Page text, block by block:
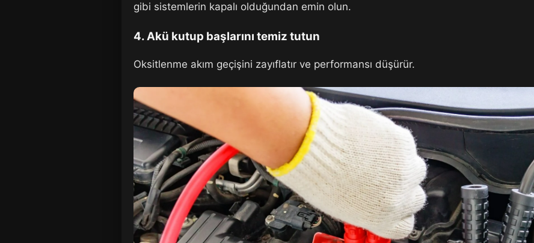
gibi sistemlerin kapalı olduğundan emin olun.
4. Akü kutup başlarını temiz tutun
Oksitlenme akım geçişini zayıflatır ve performansı düşürür.